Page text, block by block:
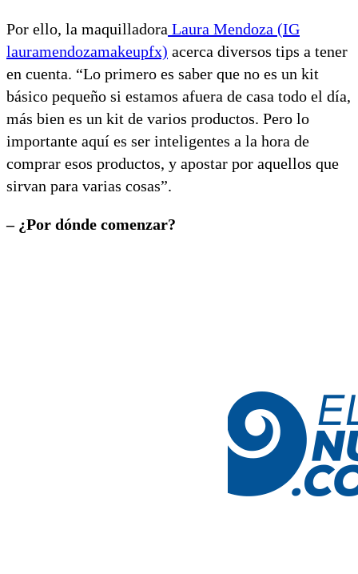
Por ello, la maquilladora Laura Mendoza (IG
lauramendozamakeupfx) acerca diversos tips a tener
en cuenta. “Lo primero es saber que no es un kit
básico pequeño si estamos afuera de casa todo el día,
más bien es un kit de varios productos. Pero lo
importante aquí es ser inteligentes a la hora de
comprar esos productos, y apostar por aquellos que
sirvan para varias cosas”.
– ¿Por dónde comenzar?